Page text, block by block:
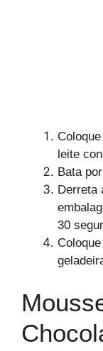
leite
Bata
Derreta
30